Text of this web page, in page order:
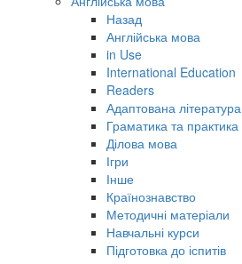
Назад
Англійська мова
in Use
International Education
Readers
Адаптована література
Граматика та практика
Ділова мова
Ігри
Інше
Країнознавство
Методичні матеріали
Навчальні курси
Підготовка до іспитів